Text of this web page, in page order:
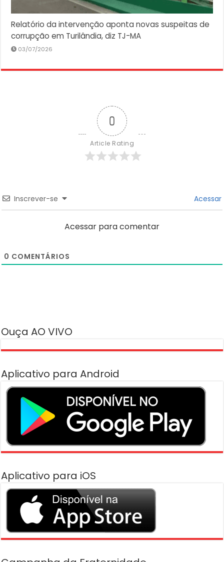
Relatório da intervenção aponta novas suspeitas de
corrupção em Turilândia, diz TJ-MA
03/07/2026
0
Article Rating
Inscrever-se Acessar
Acessar para comentar
0 COMENTÁRIOS
Ouça AO VIVO
Aplicativo para Android
Aplicativo para iOS